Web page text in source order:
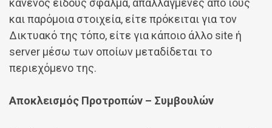
κανενός είδους σφάλμα, απαλλαγμένες από ιούς
και παρόμοια στοιχεία, είτε πρόκειται για τον
Δικτυακό της τόπο, είτε για κάποιο άλλο site ή
server μέσω των οποίων μεταδίδεται το
περιεχόμενο της.
Αποκλεισμός Προτροπών – Συμβουλών